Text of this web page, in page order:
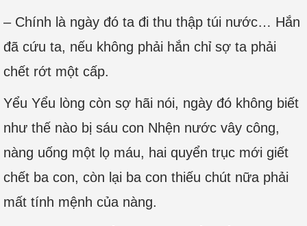
– Chính là ngày đó ta đi thu thập túi nước… Hắn
đã cứu ta, nếu không phải hắn chỉ sợ ta phải
chết rớt một cấp.
Yểu Yểu lòng còn sợ hãi nói, ngày đó không biết
như thế nào bị sáu con Nhện nước vây công,
nàng uống một lọ máu, hai quyển trục mới giết
chết ba con, còn lại ba con thiếu chút nữa phải
mất tính mệnh của nàng.